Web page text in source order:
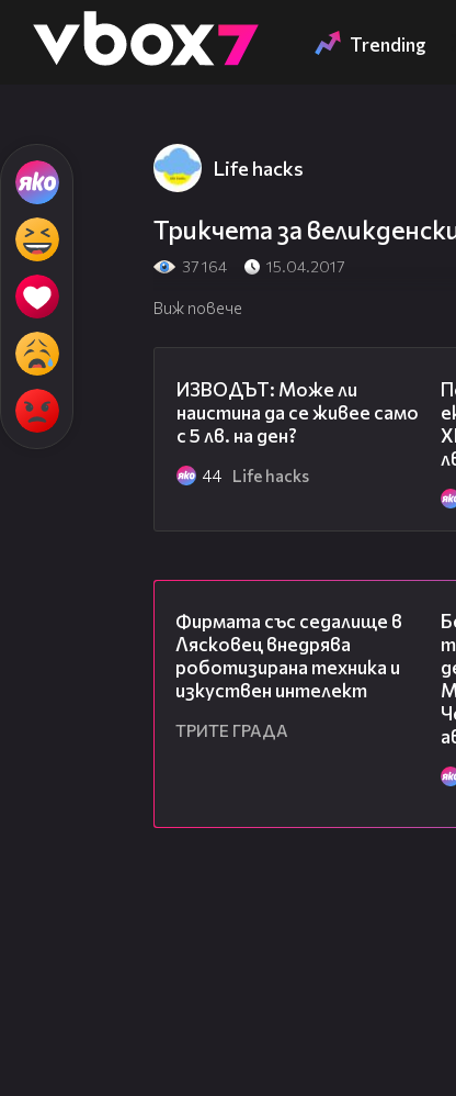
👾 Trending
Life hacks
Трикчета за
37 164 15.04.2017
Виж повече
ИЗВОДЪТ: Може ли
наистина да се живее само
с 5 лв. на ден?
44 Life hacks
Фирмата със седалище в
Лясковец внедрява
роботизирана техника и
изкуствен интелект
ТРИТЕ ГРАДА